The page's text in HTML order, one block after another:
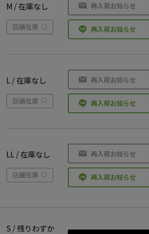
M / 在庫なし
店舗在庫
再入荷お知らせ
再入荷お知らせ
L / 在庫なし
店舗在庫
再入荷お知らせ
再入荷お知らせ
LL / 在庫なし
店舗在庫
再入荷お知らせ
再入荷お知らせ
S / 残りわずか